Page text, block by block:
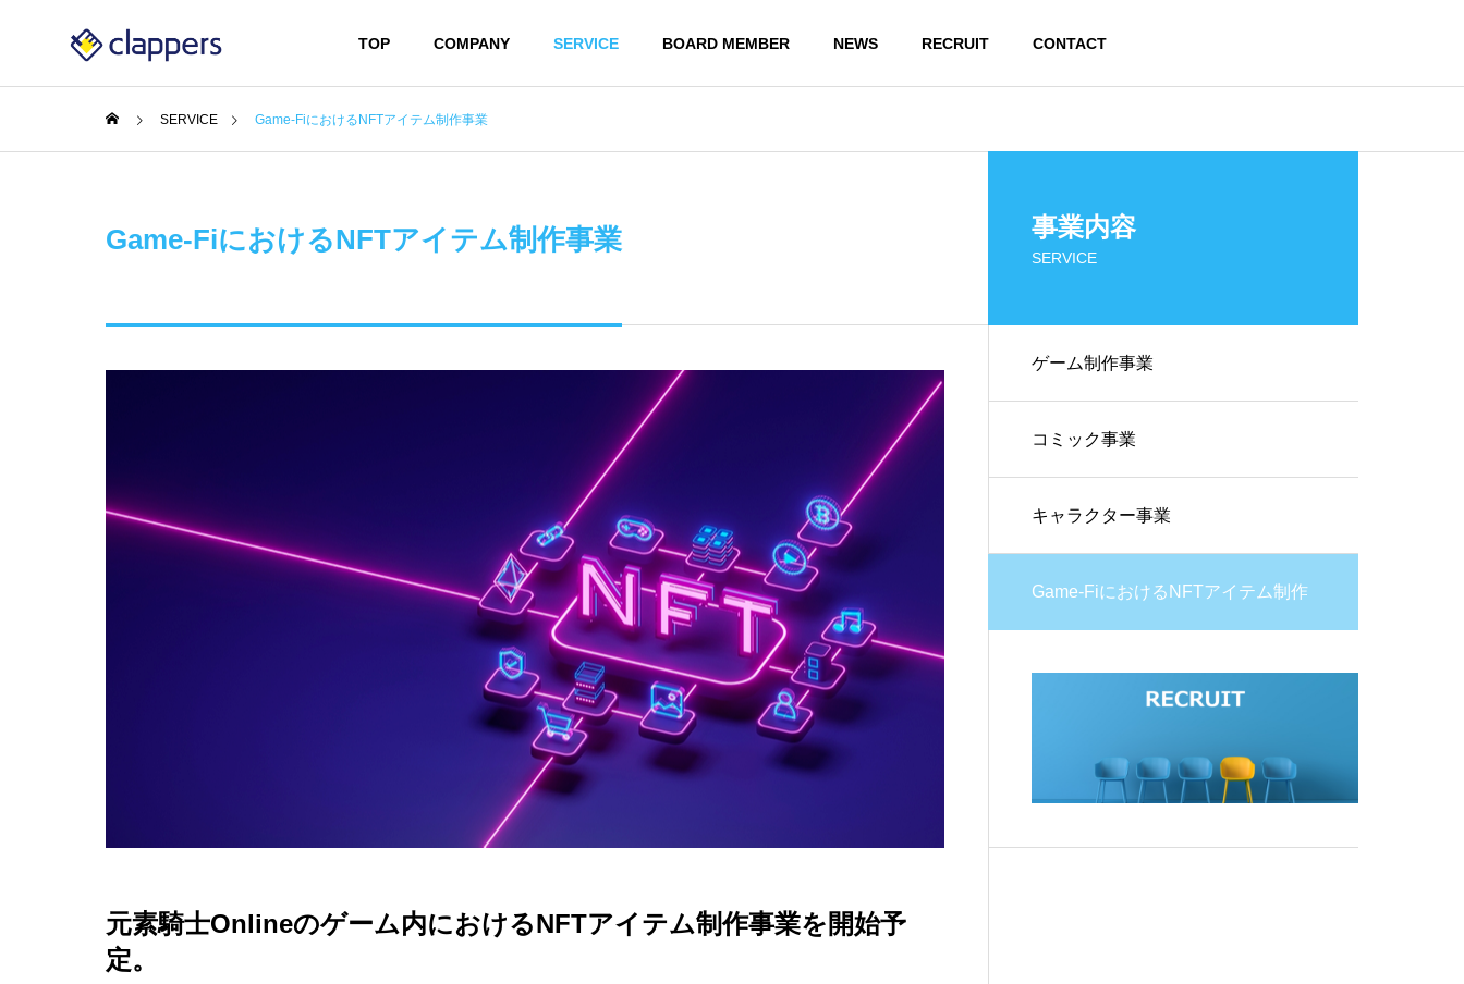
TOP COMPANY SERVICE BOARD MEMBER NEWS RECRUIT CONTACT
SERVICE Game-FiにおけるNFTアイテム制作事業
Game-FiにおけるNFTアイテム制作事業
元素騎士Onlineのゲーム内におけるNFTアイテム制作事業を開始予
定。
事業内容
SERVICE
ゲーム制作事業
コミック事業
キャラクター事業
Game-FiにおけるNFTアイテム制作